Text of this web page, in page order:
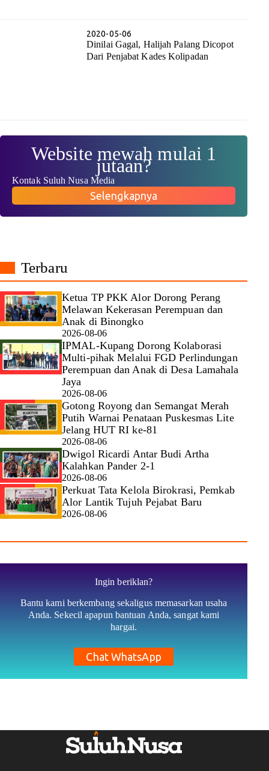
2020-05-06
Dinilai Gagal, Halijah Palang Dicopot
Dari Penjabat Kades Kolipadan
Website mewah mulai 1
jutaan?
Kontak Suluh Nusa Media
Selengkapnya
Terbaru
Ketua TP PKK Alor Dorong Perang
Melawan Kekerasan Perempuan dan
Anak di Binongko
2026-08-06
IPMAL-Kupang Dorong Kolaborasi
Multi-pihak Melalui FGD Perlindungan
Perempuan dan Anak di Desa Lamahala
Jaya
2026-08-06
Gotong Royong dan Semangat Merah
Putih Warnai Penataan Puskesmas Lite
Jelang HUT RI ke-81
2026-08-06
Dwigol Ricardi Antar Budi Artha
Kalahkan Pander 2-1
2026-08-06
Perkuat Tata Kelola Birokrasi, Pemkab
Alor Lantik Tujuh Pejabat Baru
2026-08-06
Ingin beriklan?
Bantu kami berkembang sekaligus memasarkan usaha
Anda. Sekecil apapun bantuan Anda, sangat kami
hargai.
Chat WhatsApp